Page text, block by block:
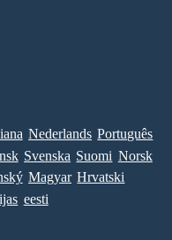
Nederlands Português
Svenska Suomi Norsk
Magyar Hrvatski
eesti